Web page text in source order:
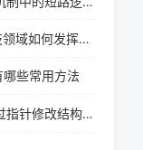
C++框架在金融科技领域如何发挥作用？
些常用方法
如何在Golang中通过指针修改结构体切片高效更新集合数据